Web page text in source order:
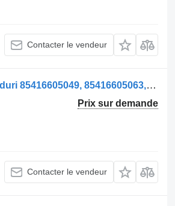
Contacter le vendeur
Pare-chocs Bara de Protecție Față pour camion MAN – Coduri 85416605049, 85416605063, 85416605030
Prix sur demande
Contacter le vendeur